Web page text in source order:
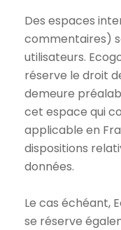
Des espaces
commentaires)
utilisateurs.
réserve le droit
demeure
cet espace qui
applicable en
dispositions
données.
Le cas échéant,
se réserve